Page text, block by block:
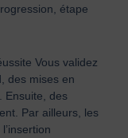
étape
Vous validez
des mises en
Ensuite, des
Par ailleurs, les